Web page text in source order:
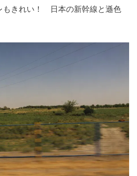
もきれい！ 日本の新幹線と遜色